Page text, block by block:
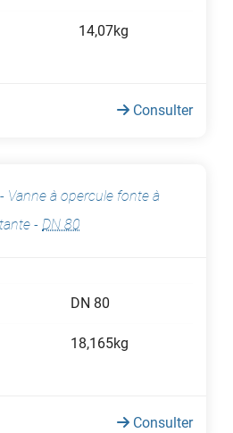
14,07kg
Consulter
- Vanne à opercule fonte à
- DN 80
DN 80
18,165kg
Consulter